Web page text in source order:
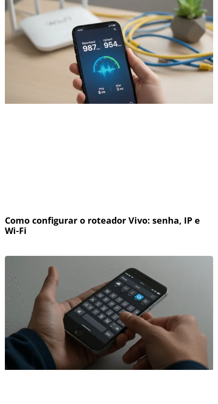
Como configurar o roteador Vivo: senha, IP e
Wi-Fi